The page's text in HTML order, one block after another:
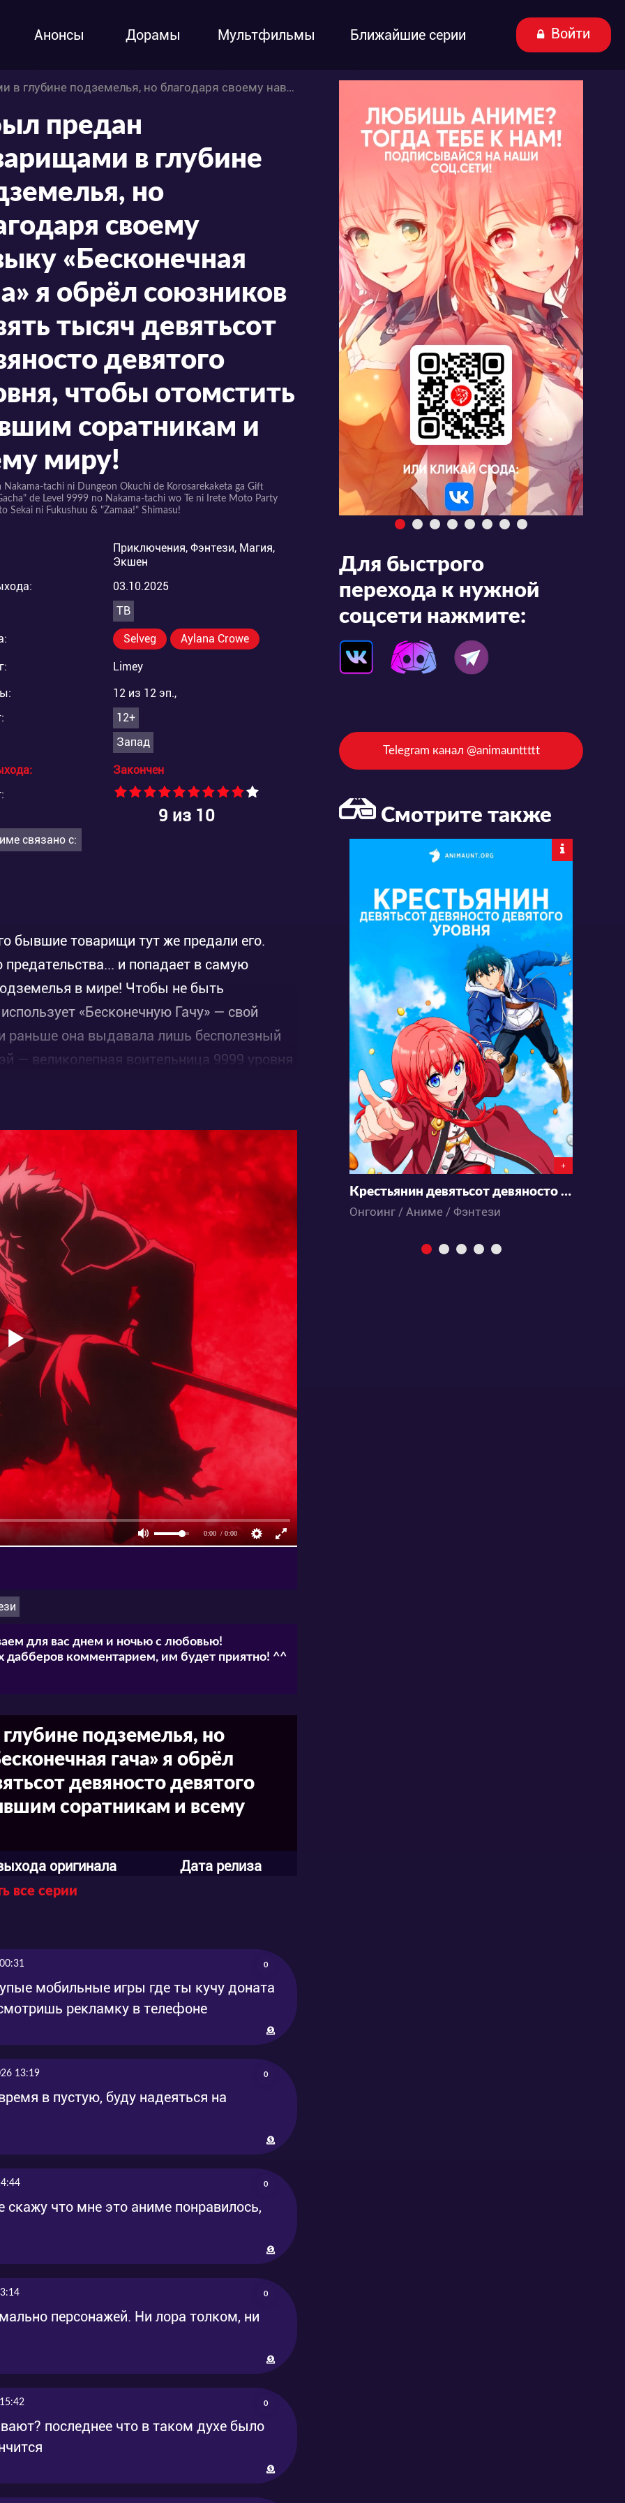
Анонсы Дорамы Мультфильмы Ближайшие серии Войти
«Бесконечная гача» я обрёл союзников девять тысяч девятьсот девяносто девятого уровня, чтобы отомстить бывшим соратникам и всему миру!
предан
в глубине
но
своему
«Бесконечная
я обрёл союзников
тысяч девятьсот
девятого
чтобы отомстить
соратникам и
миру!
Nakama-tachi ni Dungeon Okuchi de Korosarekaketa ga Gift
de Level 9999 no Nakama-tachi wo Te ni Irete Moto Party
Sekai ni Fukushuu & "Zamaa!" Shimasu!
Приключения, Фэнтези, Магия,
Экшен
03.10.2025
ТВ
Selveg Aylana Crowe
Limey
12 из 12 эп.,
12+
Запад
Закончен
9 из 10
связано с:
бывшие товарищи тут же предали его.
предательства... и попадает в самую
в мире! Чтобы не быть
«Бесконечную Гачу» — свой
раньше она выдавала лишь бесполезный
— великолепная воительница 9999 уровня
подземелье собственное
воительниц 9999 уровня, поклявшихся
могущественным Владыкой 9999
и отомстить своим предателям,
для вас днем и ночью с любовью!
дабберов комментарием, им будет приятно! ^^
подземелья, но
гача» я обрёл
девяносто девятого
соратникам и всему
оригинала
Дата релиза
все серии
0
мобильные игры где ты кучу доната
рекламку в телефоне
13:19 0
в пустую, буду надеяться на
0
скажу что мне это аниме понравилось,
0
персонажей. Ни лора толком, ни
0
последнее что в таком духе было
Для быстрого
перехода к нужной
соцсети нажмите:
Telegram канал @animaunttttt
Смотрите также
+
Крестьянин девятьсот девяносто девятого уровня
Онгоинг / Аниме / Фэнтези